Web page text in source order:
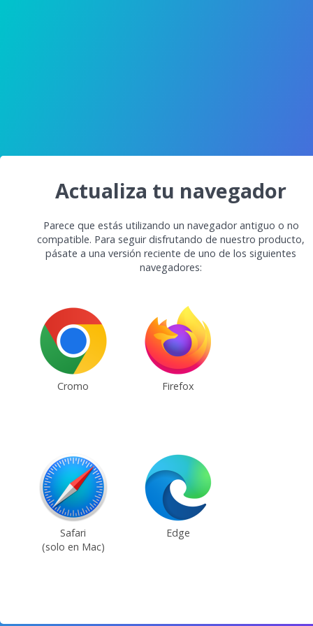
Actualiza tu navegador
Parece que estás utilizando un navegador antiguo o no
compatible. Para seguir disfrutando de nuestro producto,
pásate a una versión reciente de uno de los siguientes
navegadores:
Cromo Firefox
Safari
(solo en Mac)
Edge